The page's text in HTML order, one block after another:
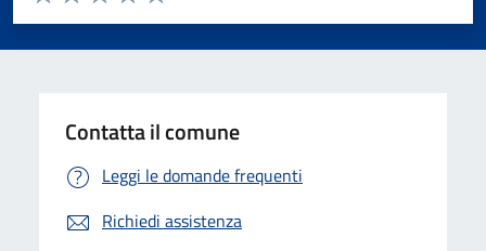
Valuta 5 stelle su 5
Valuta 4 stelle su 5
Valuta 3 stelle su 5
Valuta 2 stelle su 5
Valuta 1 stelle su 5
Contatta il comune
Leggi le domande frequenti
Richiedi assistenza